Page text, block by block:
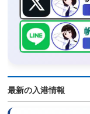
最新の入港情報